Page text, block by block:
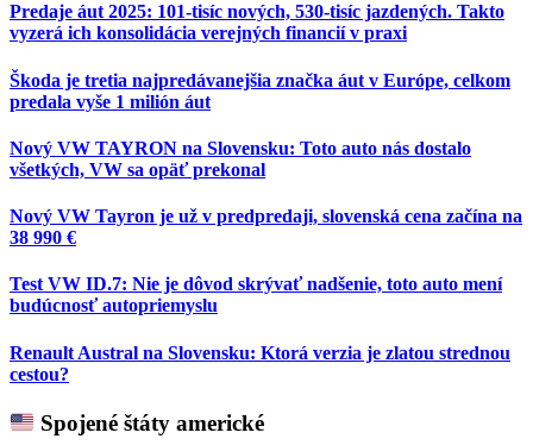
Predaje áut 2025: 101-tisíc nových, 530-tisíc jazdených. Takto
vyzerá ich konsolidácia verejných financií v praxi
Škoda je tretia najpredávanejšia značka áut v Európe, celkom
predala vyše 1 milión áut
Nový VW TAYRON na Slovensku: Toto auto nás dostalo
všetkých, VW sa opäť prekonal
Nový VW Tayron je už v predpredaji, slovenská cena začína na
38 990 €
Test VW ID.7: Nie je dôvod skrývať nadšenie, toto auto mení
budúcnosť autopriemyslu
Renault Austral na Slovensku: Ktorá verzia je zlatou strednou
cestou?
Spojené štáty americké